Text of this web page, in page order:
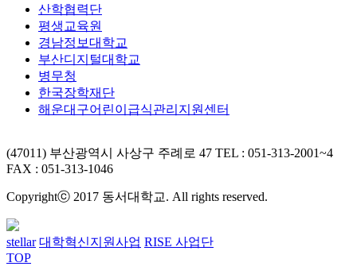
산학협력단
평생교육원
경남정보대학교
부산디지털대학교
병무청
한국장학재단
해운대구어린이급식관리지원센터
(47011) 부산광역시 사상구 주례로 47 TEL : 051-313-2001~4
FAX : 051-313-1046
Copyrightⓒ 2017 동서대학교. All rights reserved.
stellar 대학혁신지원사업 RISE 사업단
TOP